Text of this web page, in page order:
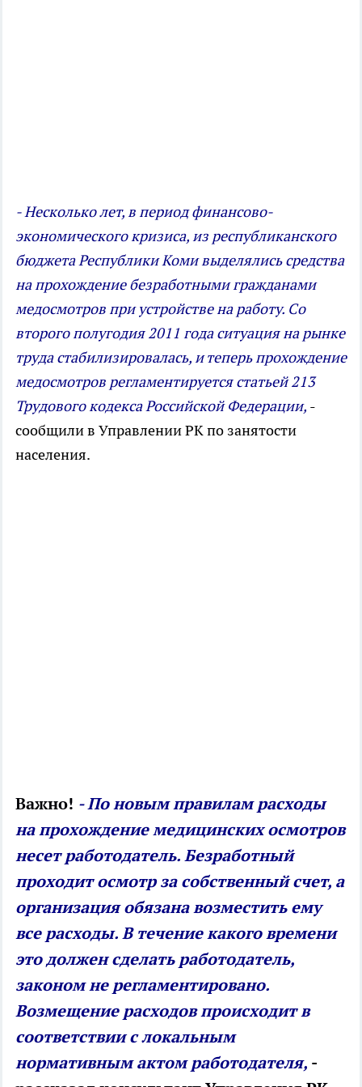
- Несколько лет, в период финансово-
экономического кризиса, из республиканского
бюджета Республики Коми выделялись средства
на прохождение безработными гражданами
медосмотров при устройстве на работу. Со
второго полугодия 2011 года ситуация на рынке
труда стабилизировалась, и теперь прохождение
медосмотров регламентируется статьей 213
Трудового кодекса Российской Федерации, -
сообщили в Управлении РК по занятости
населения.
Важно! - По новым правилам расходы
на прохождение медицинских осмотров
несет работодатель. Безработный
проходит осмотр за собственный счет, а
организация обязана возместить ему
все расходы. В течение какого времени
это должен сделать работодатель,
законом не регламентировано.
Возмещение расходов происходит в
соответствии с локальным
нормативным актом работодателя, -